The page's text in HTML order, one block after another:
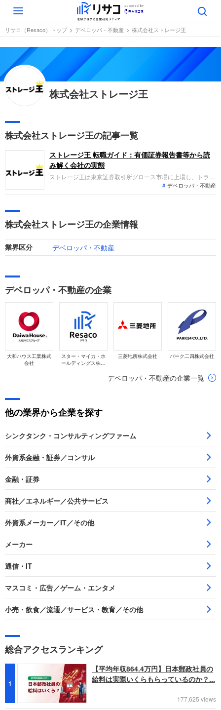
Toggle
navigation
リサコ（Resaco）トップ デベロッパ・不動産 株式会社ストレージ王
株式会社ストレージ王
株式会社ストレージ王の記事一覧
ストレージ王 転職ガイド：有価証券報告書等から読
み解く会社の実態
ストレージ王は東京証券取引所グロース市場に上場し、トラン
クルームの企画、開発、運営管理を主力とする企業です。直近
の業績では、自社開発物件の売却や既存店舗の稼働率向上によ
ています。
デベロッパ・不動産
株式会社ストレージ王の企業情報
業界区分 デベロッパ・不動産
デベロッパ・不動産の企業
大和ハウス工業株式
会社
スター・マイカ・ホ
ールディングス株式
三菱地所株式会社 パーク二四株式会社
デベロッパ・不動産の企業一覧
他の業界から企業を探す
シンクタンク・コンサルティングファーム
外資系金融・証券／コンサル
金融・証券
商社／エネルギー／公共サービス
外資系メーカー／IT／その他
メーカー
通信・IT
マスコミ・広告／ゲーム・エンタメ
小売・飲食／流通／サービス・教育／その他
総合アクセスランキング
1
【平均年収864.4万円】日本郵政社員の
給料は実際いくらもらっているのか？...
177,625 views